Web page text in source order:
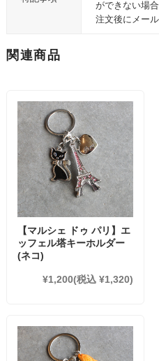
ができない場
注文後にメー
関連商品
【マルシェ ドゥ パリ】エ
ッフェル塔キーホルダー
(ネコ)
¥1,200(税込 ¥1,320)